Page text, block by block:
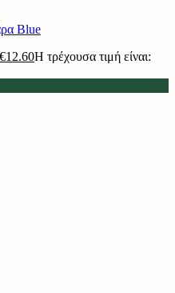
Blue
€12.60Η τρέχουσα τιμή είναι: